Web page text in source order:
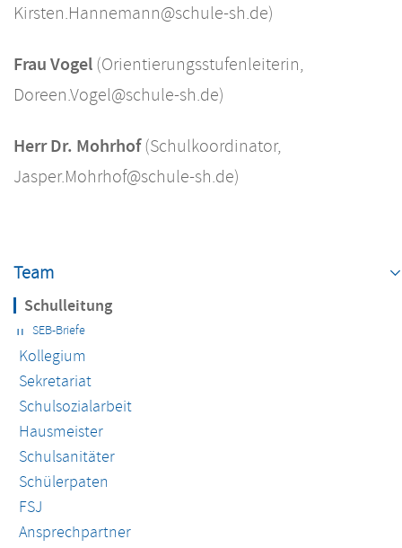
Kirsten.Hannemann@schule-sh.de)
Frau Vogel(Orientierungsstufenleiterin,
Doreen.Vogel@schule-sh.de)
Herr Dr. Mohrhof(Schulkoordinator,
Jasper.Mohrhof@schule-sh.de)
überspringen
Team
Schulleitung
SEB-Briefe
Kollegium
Sekretariat
Schulsozialarbeit
Hausmeister
Schulsanitäter
Schülerpaten
FSJ
Ansprechpartner